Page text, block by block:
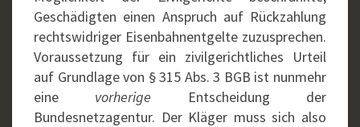
Geschädigten einen Anspruch auf Rückzahlung
rechtswidriger Eisenbahnentgelte zuzusprechen.
Voraussetzung für ein zivilgerichtliches Urteil
auf Grundlage von § 315 Abs. 3 BGB ist nunmehr
eine vorherige Entscheidung der
Bundesnetzagentur. Der Kläger muss sich also